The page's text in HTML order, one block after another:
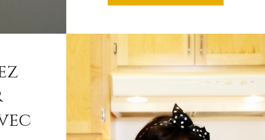
que j’affectionne et en
découvrir les douceurs de
la culture marocaine. Pour
cela, j’ai lancé les
Rencontres à la
Maisonette, qui se
dérouleront selon…